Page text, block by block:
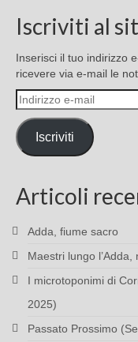
Iscriviti al
Inserisci il tuo indirizzo
ricevere via e-mail le
Indirizzo
e-
mail
Iscriviti
Articoli
Adda, fiume sacro
Maestri lungo
I microtoponimi di
2025)
Passato Prossimo